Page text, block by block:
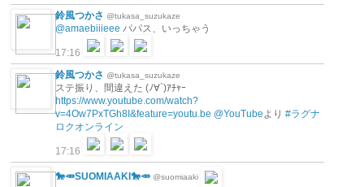
鈴風つかさ @tukasa_suzukaze
@amaebiiieee パパス、いっちゃう
17:16
鈴風つかさ @tukasa_suzukaze
ステ振り、間違えた (ﾉ∀`)ｱﾁｬｰ
https://www.youtube.com/watch?
v=4Ow7PxTGh8I&feature=youtu.be @YouTube より #ラグナ
ロクオンライン
17:16
🐎🥕SUOMIAAKI🐎🥕 @suomiaaki